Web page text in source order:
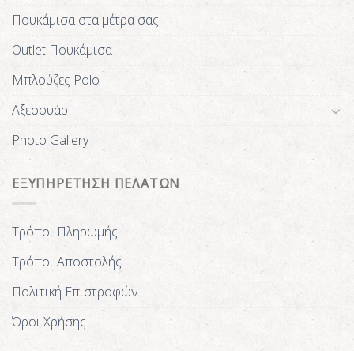
Πουκάμισα στα μέτρα σας
Outlet Πουκάμισα
Μπλούζες Polo
Αξεσουάρ
Photo Gallery
ΕΞΥΠΗΡΕΤΗΣΗ ΠΕΛΑΤΩΝ
Τρόποι Πληρωμής
Τρόποι Αποστολής
Πολιτική Επιστροφών
Όροι Χρήσης